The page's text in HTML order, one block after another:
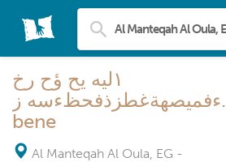
١ليه يح ؤح رخ
ءفميصهةغطزذفحظءسه ز. Va
bene
Al Manteqah Al Oula, EG -